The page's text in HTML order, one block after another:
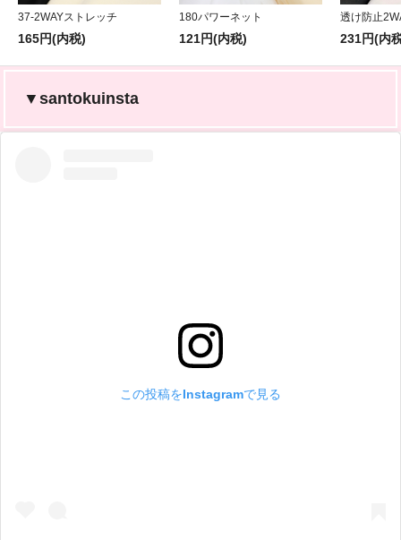
37-2WAYストレッチ
165円(内税)
180パワーネット
121円(内税)
透け防止
231円(内
▼santokuinsta
この投稿をInstagramで見る